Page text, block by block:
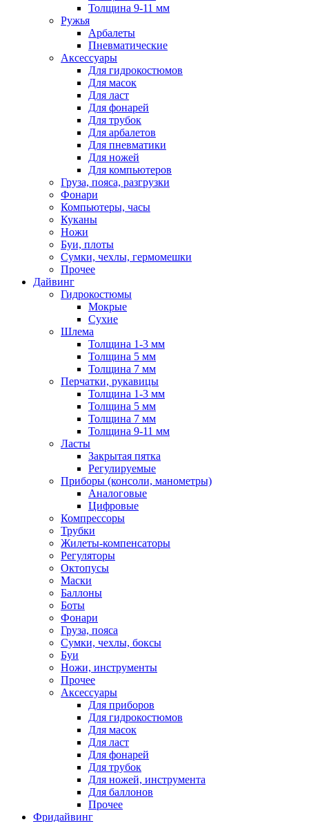
Толщина 9-11 мм
Ружья
Арбалеты
Пневматические
Аксессуары
Для гидрокостюмов
Для масок
Для ласт
Для фонарей
Для трубок
Для арбалетов
Для пневматики
Для ножей
Для компьютеров
Груза, пояса, разгрузки
Фонари
Компьютеры, часы
Куканы
Ножи
Буи, плоты
Сумки, чехлы, гермомешки
Прочее
Дайвинг
Гидрокостюмы
Мокрые
Сухие
Шлема
Толщина 1-3 мм
Толщина 5 мм
Толщина 7 мм
Перчатки, рукавицы
Толщина 1-3 мм
Толщина 5 мм
Толщина 7 мм
Толщина 9-11 мм
Ласты
Закрытая пятка
Регулируемые
Приборы (консоли, манометры)
Аналоговые
Цифровые
Компрессоры
Трубки
Жилеты-компенсаторы
Регуляторы
Октопусы
Маски
Баллоны
Боты
Фонари
Груза, пояса
Сумки, чехлы, боксы
Буи
Ножи, инструменты
Прочее
Аксессуары
Для приборов
Для гидрокостюмов
Для масок
Для ласт
Для фонарей
Для трубок
Для ножей, инструмента
Для баллонов
Прочее
Фридайвинг